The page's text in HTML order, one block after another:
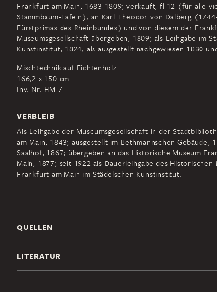
Frankfurt am Main, 1683-1809; verkauft, fl 12 (für alle
Stammbaum-Tafeln), an Karl Theodor von Dalberg
Fürstprimas des Rheinbundes) und von diesem der
Museumsgesellschaft übergeben, 1809; als Leihgabe im
Kunstinstitut, 1824, als ausgestellt nachgewiesen 1830
Mischtechnik auf Fichtenholz
166,2 x 150 cm
Inv. Nr. HM 7
VERBLEIB
Als Leihgabe der Museumsgesellschaft in der
am Main, 1843; ausgestellt im Bethmannschen Gebäude,
Saalhof, 1867; übergeben an das Historische Museum
Main, 1877; seit 1922 als Dauerleihgabe des Historischen
Frankfurt am Main im Städelschen Kunstinstitut.
QUELLEN
LITERATUR